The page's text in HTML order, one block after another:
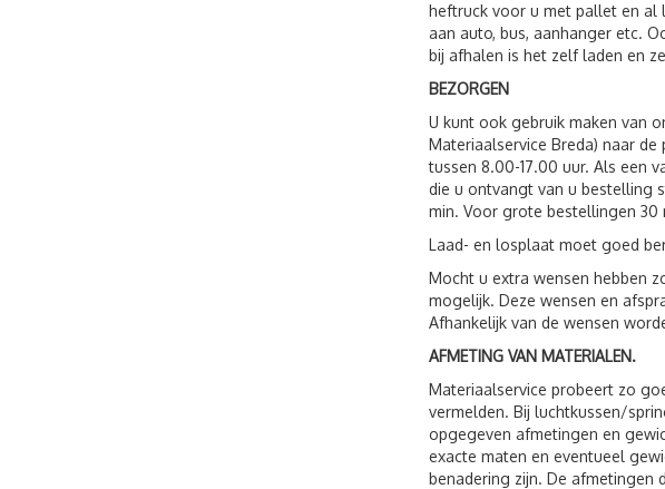
heftruck voor u met pallet en al
aan auto, bus, aanhanger etc.
bij afhalen is het zelf laden en
BEZORGEN
U kunt ook gebruik maken van
Materiaalservice Breda) naar
tussen 8.00-17.00 uur. Als een
die u ontvangt van u bestelling
min. Voor grote bestellingen 30
Laad- en losplaat moet goed
Mocht u extra wensen hebben
mogelijk. Deze wensen en
Afhankelijk van de wensen
AFMETING VAN MATERIALEN.
Materiaalservice probeert zo
vermelden. Bij luchtkussen/
opgegeven afmetingen en
exacte maten en eventueel
benadering zijn. De afmetingen